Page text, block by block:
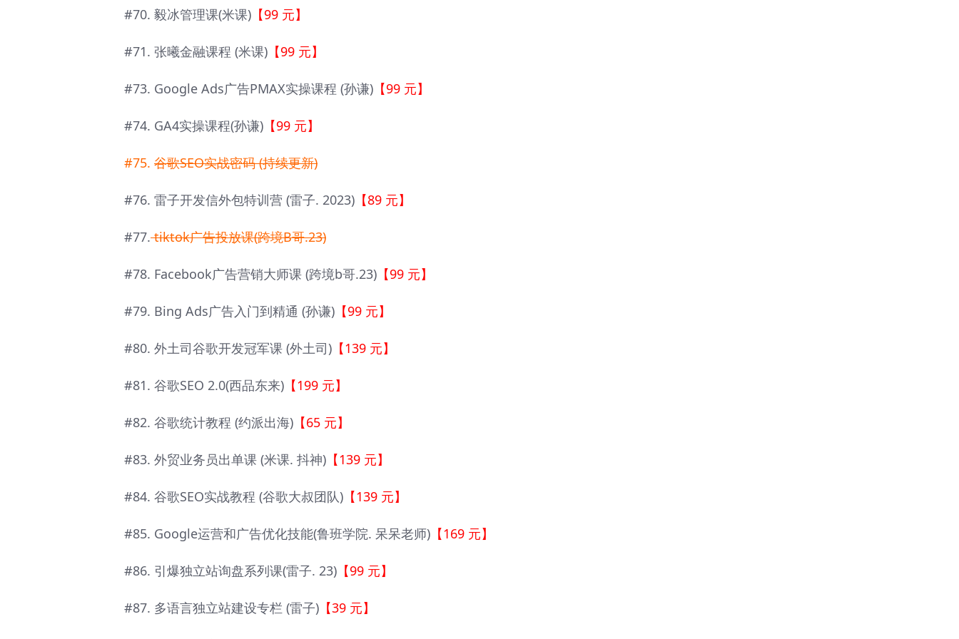
#70. 毅冰管理课(米课) 【99 元】
#71. 张曦金融课程 (米课) 【99 元】
#73. Google Ads广告PMAX实操课程 (孙谦) 【99 元】
#74. GA4实操课程(孙谦) 【99 元】
#75. 谷歌SEO实战密码 (持续更新)
#76. 雷子开发信外包特训营 (雷子. 2023) 【89 元】
#77.tiktok广告投放课(跨境B哥.23)
#78. Facebook广告营销大师课 (跨境b哥.23) 【99 元】
#79. Bing Ads广告入门到精通 (孙谦) 【99 元】
#80. 外土司谷歌开发冠军课 (外土司) 【139 元】
#81. 谷歌SEO 2.0(西品东来) 【199 元】
#82. 谷歌统计教程 (约派出海) 【65 元】
#83. 外贸业务员出单课 (米课. 抖神) 【139 元】
#84. 谷歌SEO实战教程 (谷歌大叔团队) 【139 元】
#85. Google运营和广告优化技能(鲁班学院. 呆呆老师) 【169 元】
#86. 引爆独立站询盘系列课(雷子. 23) 【99 元】
#87. 多语言独立站建设专栏 (雷子) 【39 元】